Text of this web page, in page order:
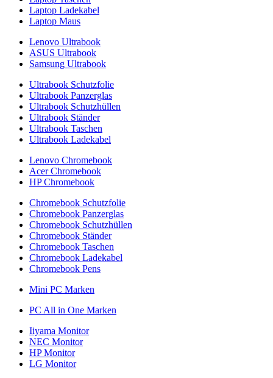
Laptop Ladekabel
Laptop Maus
Lenovo Ultrabook
ASUS Ultrabook
Samsung Ultrabook
Ultrabook Schutzfolie
Ultrabook Panzerglas
Ultrabook Schutzhüllen
Ultrabook Ständer
Ultrabook Taschen
Ultrabook Ladekabel
Lenovo Chromebook
Acer Chromebook
HP Chromebook
Chromebook Schutzfolie
Chromebook Panzerglas
Chromebook Schutzhüllen
Chromebook Ständer
Chromebook Taschen
Chromebook Ladekabel
Chromebook Pens
Mini PC Marken
PC All in One Marken
Iiyama Monitor
NEC Monitor
HP Monitor
LG Monitor